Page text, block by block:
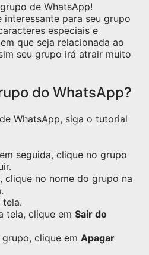
de WhatsApp!
interessante para seu grupo
especiais e
que seja relacionada ao
seu grupo irá atrair muito
do WhatsApp?
WhatsApp, siga o tutorial
seguida, clique no grupo
clique no nome do grupo na
tela, clique em Sair do
clique em Apagar